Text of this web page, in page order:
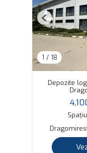
1 / 18
Previous
Depozite